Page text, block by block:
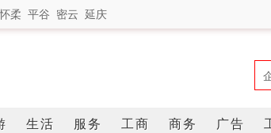
怀柔 平谷 密云 延庆
生活 服务 工商 商务 广告